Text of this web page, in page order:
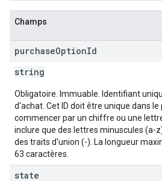
Champs
purchaseOptionId
string
Obligatoire. Immuable. Identifiant
d'achat. Cet ID doit être unique dans
commencer par un chiffre ou une
inclure que des lettres minuscules (a-
des traits d'union (-). La longueur
63 caractères.
state